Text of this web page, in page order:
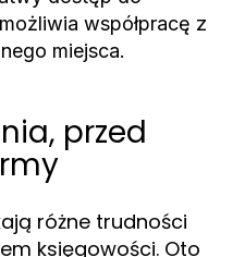
współpracę z
miejsca.
przed
różne trudności
księgowości. Oto